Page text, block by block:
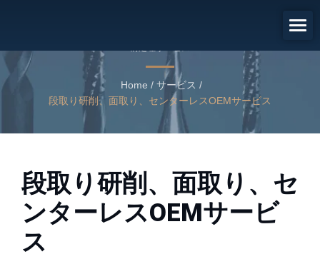
スOEMサービス
Home / サービス /
段取り研削、面取り、センターレスOEMサービス
段取り研削、面取り、セ
ンターレスOEMサービ
ス